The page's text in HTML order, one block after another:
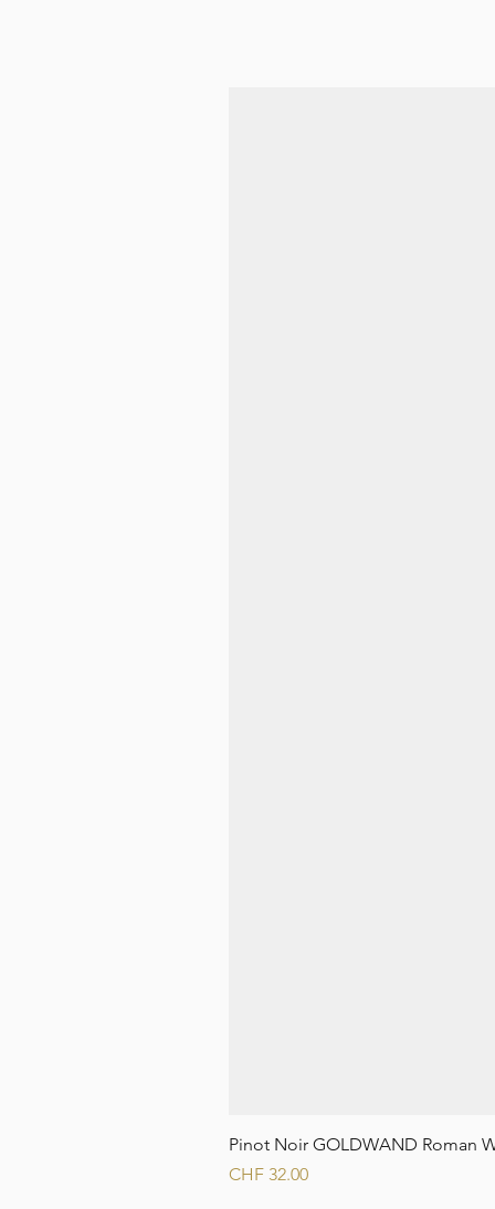
Pinot Noir GOLDWAND Roman
Preis
CHF 32.00